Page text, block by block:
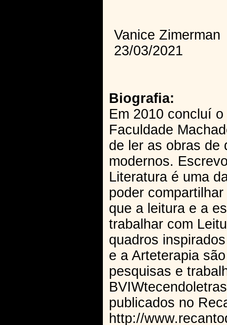
Vanice Zimerman
23/03/2021
Biografia:
Em 2010 concluí
Faculdade
de ler as obras de
modernos.
Literatura é uma
poder
que a leitura e a
trabalhar com
quadros
e a Arteterapia
pesquisas e
publicados no
http://